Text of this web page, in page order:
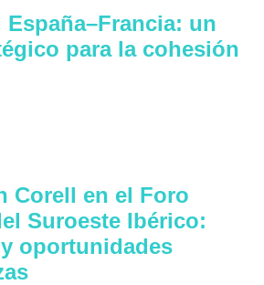
un
para la cohesión
Corell en el Foro
Suroeste Ibérico:
oportunidades